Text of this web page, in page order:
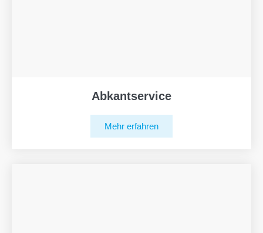
Abkantservice
Mehr erfahren